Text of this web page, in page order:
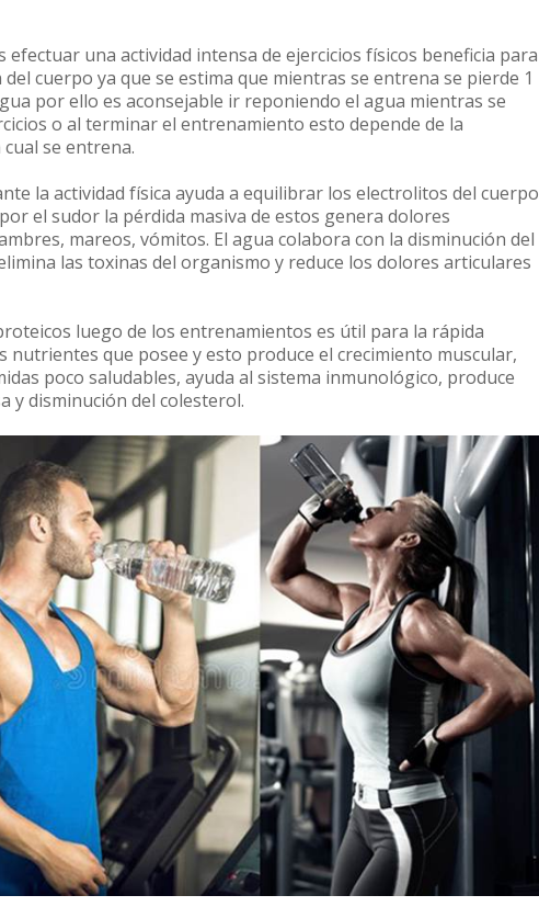
efectuar una actividad intensa de ejercicios físicos beneficia para
cuerpo ya que se estima que mientras se entrena se pierde 1
por ello es aconsejable ir reponiendo el agua mientras se
o al terminar el entrenamiento esto depende de la
se entrena.
la actividad física ayuda a equilibrar los electrolitos del cuerpo
el sudor la pérdida masiva de estos genera dolores
mareos, vómitos. El agua colabora con la disminución del
las toxinas del organismo y reduce los dolores articulares
luego de los entrenamientos es útil para la rápida
nutrientes que posee y esto produce el crecimiento muscular,
poco saludables, ayuda al sistema inmunológico, produce
y disminución del colesterol.